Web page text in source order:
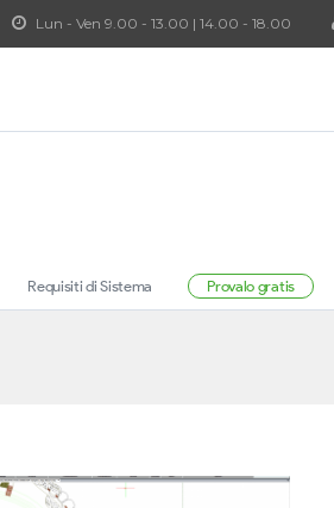
Lun - Ven 9.00 - 13.00 | 14.00 - 18.00
Requisiti di Sistema Provalo gratis